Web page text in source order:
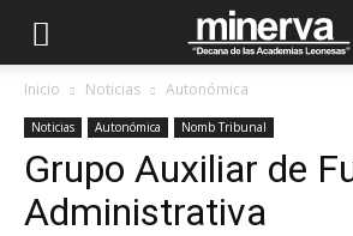
Inicio Noticias Autonómica
Noticias Autonómica Nomb Tribunal
Grupo Auxiliar de
Administrativa